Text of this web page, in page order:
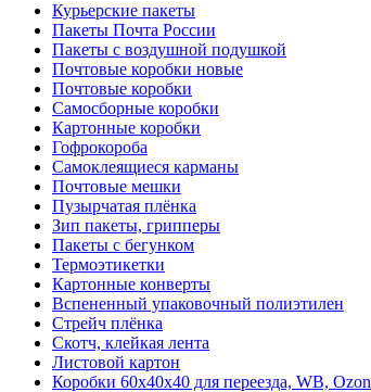
Курьерские пакеты
Пакеты Почта России
Пакеты с воздушной подушкой
Почтовые коробки новые
Почтовые коробки
Самосборные коробки
Картонные коробки
Гофрокороба
Самоклеящиеся карманы
Почтовые мешки
Пузырчатая плёнка
Зип пакеты, грипперы
Пакеты с бегунком
Термоэтикетки
Картонные конверты
Вспененный упаковочный полиэтилен
Стрейч плёнка
Скотч, клейкая лента
Листовой картон
Коробки 60х40х40 для переезда, WB, Ozon